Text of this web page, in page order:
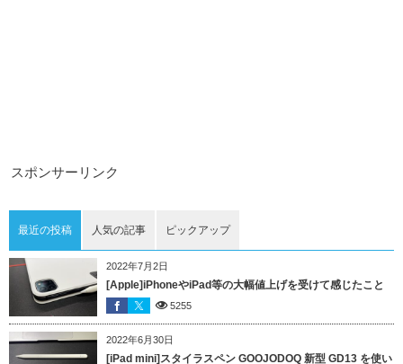
スポンサーリンク
最近の投稿 人気の記事 ピックアップ
2022年7月2日
[Apple]iPhoneやiPad等の大幅値上げを受けて感じたこと
5255
2022年6月30日
[iPad mini]スタイラスペン GOOJODOQ 新型 GD13 を使い